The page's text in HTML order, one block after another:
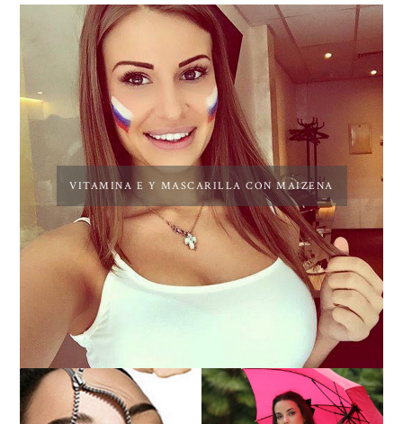
VITAMINA E Y MASCARILLA CON MAIZENA